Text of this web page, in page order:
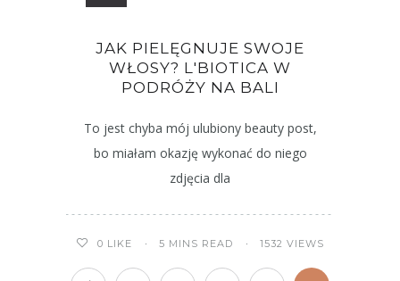
JAK PIELĘGNUJE SWOJE
WŁOSY? L'BIOTICA W
PODRÓŻY NA BALI
To jest chyba mój ulubiony beauty post,
bo miałam okazję wykonać do niego
zdjęcia dla
0 LIKE 5 MINS READ 1532 VIEWS